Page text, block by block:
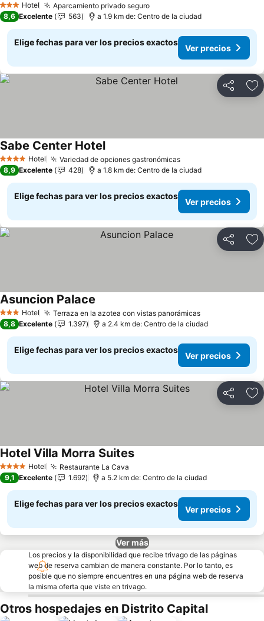
3 Estrellas
Hotel Aparcamiento privado seguroVer precios
8,6 Excelente 563 a 1.9 km de: Centro de la ciudad
Elige fechas para ver los precios exactos
Ver precios
Compartir
4 EstrellasHotel Variedad de opciones gastronómicasVer precios
Sabe Center HotelVer precios
8,9 Excelente 428 a 1.8 km de: Centro de la ciudad
Elige fechas para ver los precios exactos
Ver precios
Compartir
3 Estrellas
Hotel Terraza en la azotea con vistas panorámicasVer precios
Asuncion Palace
8,8 Excelente 1.397 a 2.4 km de: Centro de la ciudad
Elige fechas para ver los precios exactos
Ver precios
Compartir
4 EstrellasHotel Restaurante La Cava
Hotel Villa Morra SuitesVer precios
9,1 Excelente 1.692 a 5.2 km de: Centro de la ciudad
Elige fechas para ver los precios exactos
Ver precios
Ver más
Los precios y la disponibilidad que recibe trivago de las páginas
web de reserva cambian de manera constante. Por lo tanto, es
posible que no siempre encuentres en una página web de reserva
la misma oferta que viste en trivago.
Otros hospedajes en Distrito Capital